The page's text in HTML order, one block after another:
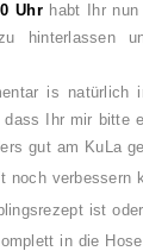
Uhrhabt Ihr nun
hinterlassen
is natürlich
Ihr mir bitte
gut am KuLa
noch verbessern
ist oder
in die